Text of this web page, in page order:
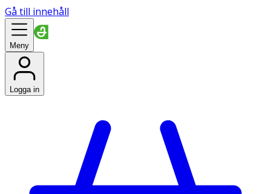
Gå till innehåll
Meny
Logga in